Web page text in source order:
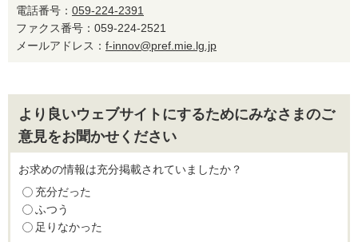
電話番号： 059-224-2391
ファクス番号：059-224-2521
メールアドレス： f-innov@pref.mie.lg.jp
より良いウェブサイトにするためにみなさまのご
意見をお聞かせください
お求めの情報は充分掲載されていましたか？
充分だった
ふつう
足りなかった